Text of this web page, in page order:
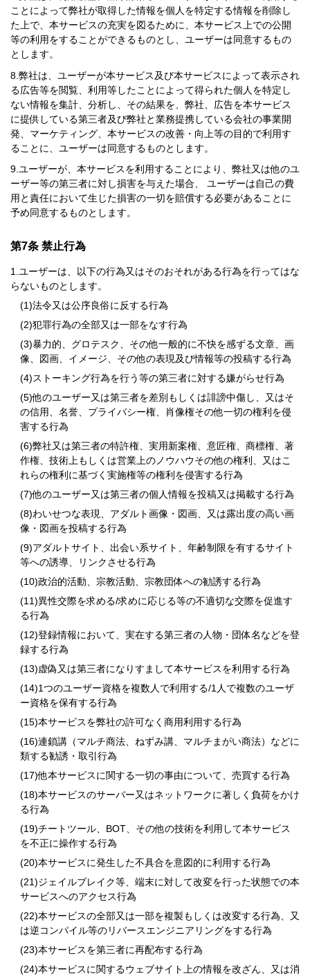
ことによって弊社が取得した情報を個人を特定する情報を削除し
た上で、本サービスの充実を図るために、本サービス上での公開
等の利用をすることができるものとし、ユーザーは同意するもの
とします。
弊社は、ユーザーが本サービス及び本サービスによって表示され
る広告等を閲覧、利用等したことによって得られた個人を特定し
ない情報を集計、分析し、その結果を、弊社、広告を本サービス
に提供している第三者及び弊社と業務提携している会社の事業開
発、マーケティング、本サービスの改善・向上等の目的で利用す
ることに、ユーザーは同意するものとします。
ユーザーが、本サービスを利用することにより、弊社又は他のユ
ーザー等の第三者に対し損害を与えた場合、 ユーザーは自己の費
用と責任において生じた損害の一切を賠償する必要があることに
予め同意するものとします。
第7条 禁止行為
ユーザーは、以下の行為又はそのおそれがある行為を行ってはな
らないものとします。
法令又は公序良俗に反する行為
犯罪行為の全部又は一部をなす行為
暴力的、グロテスク、その他一般的に不快を感ずる文章、画
像、図画、イメージ、その他の表現及び情報等の投稿する行為
ストーキング行為を行う等の第三者に対する嫌がらせ行為
他のユーザー又は第三者を差別もしくは誹謗中傷し、又はそ
の信用、名誉、プライバシー権、肖像権その他一切の権利を侵
害する行為
弊社又は第三者の特許権、実用新案権、意匠権、商標権、著
作権、技術上もしくは営業上のノウハウその他の権利、又はこ
れらの権利に基づく実施権等の権利を侵害する行為
他のユーザー又は第三者の個人情報を投稿又は掲載する行為
わいせつな表現、アダルト画像・図画、又は露出度の高い画
像・図画を投稿する行為
アダルトサイト、出会い系サイト、年齢制限を有するサイト
等への誘導、リンクさせる行為
政治的活動、宗教活動、宗教団体への勧誘する行為
異性交際を求める/求めに応じる等の不適切な交際を促進す
る行為
登録情報において、実在する第三者の人物・団体名などを登
録する行為
虚偽又は第三者になりすまして本サービスを利用する行為
1つのユーザー資格を複数人で利用する/1人で複数のユーザ
ー資格を保有する行為
本サービスを弊社の許可なく商用利用する行為
連鎖講（マルチ商法、ねずみ講、マルチまがい商法）などに
類する勧誘・取引行為
他本サービスに関する一切の事由について、売買する行為
本サービスのサーバー又はネットワークに著しく負荷をかけ
る行為
チートツール、BOT、その他の技術を利用して本サービス
を不正に操作する行為
本サービスに発生した不具合を意図的に利用する行為
ジェイルブレイク等、端末に対して改変を行った状態での本
サービスへのアクセス行為
本サービスの全部又は一部を複製もしくは改変する行為、又
は逆コンパイル等のリバースエンジニアリングをする行為
本サービスを第三者に再配布する行為
本サービスに関するウェブサイト上の情報を改ざん、又は消